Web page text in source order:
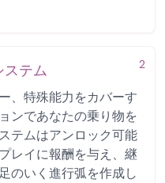
2
ステム
、特殊能力をカバーす
ンであなたの乗り物を
テムはアンロック可能
レイに報酬を与え、継
のいく進行弧を作成し